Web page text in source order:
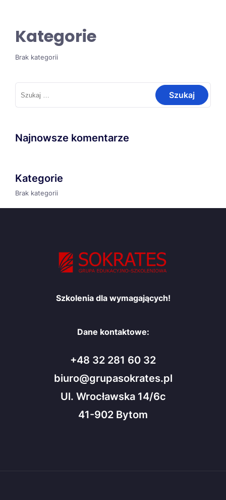
Kategorie
Brak kategorii
Szukaj:
Najnowsze komentarze
Kategorie
Brak kategorii
Szkolenia dla wymagających!
Dane kontaktowe:
+48 32 281 60 32
biuro@grupasokrates.pl
Ul. Wrocławska 14/6c
41-902 Bytom